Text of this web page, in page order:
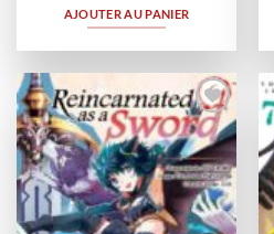
AJOUTER AU PANIER
Ajouter
à la
wishlist